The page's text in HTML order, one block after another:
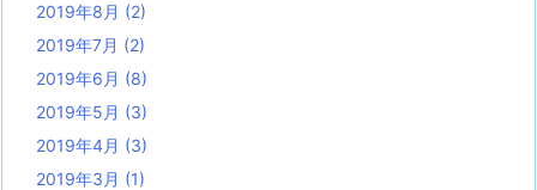
2019年8月 (2)
2019年7月 (2)
2019年6月 (8)
2019年5月 (3)
2019年4月 (3)
2019年3月 (1)